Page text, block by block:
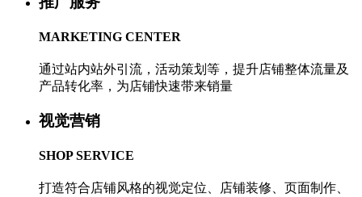
MARKETING CENTER
通过站内站外引流，活动策划等，提升店铺整体流量及
产品转化率，为店铺快速带来销量
视觉营销
SHOP SERVICE
打造符合店铺风格的视觉定位、店铺装修、页面制作、